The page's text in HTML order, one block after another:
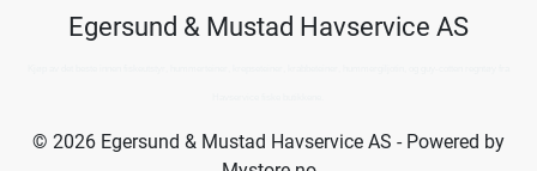
Egersund & Mustad Havservice AS
© 2026 Egersund & Mustad Havservice AS - Powered by